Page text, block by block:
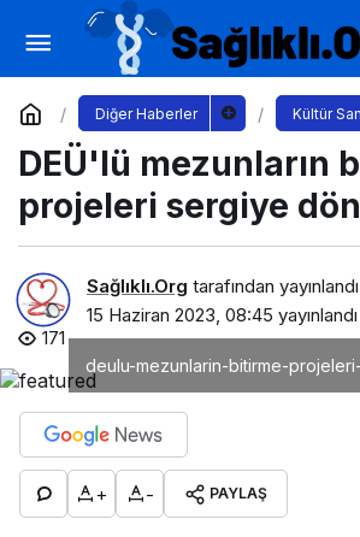
Diğer Haberler Kültür
DEÜ'lü mezunların
projeleri sergiye
Sağlıklı.Org tarafından yayınlandı
15 Haziran 2023, 08:45 yayınlandı
171
deulu-mezunlarin-bitirme-
+ - PAYLAŞ
Karabağlar Belediyesi
ilk konser
Yorum Yap Paylaş